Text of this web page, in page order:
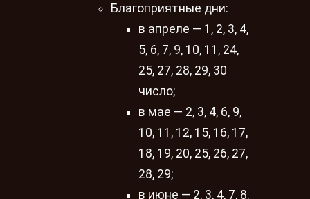
Благоприятные дни:
в апреле — 1, 2, 3, 4,
5, 6, 7, 9, 10, 11, 24,
25, 27, 28, 29, 30
число;
в мае — 2, 3, 4, 6, 9,
10, 11, 12, 15, 16, 17,
18, 19, 20, 25, 26, 27,
28, 29;
в июне — 2, 3, 4, 7, 8.